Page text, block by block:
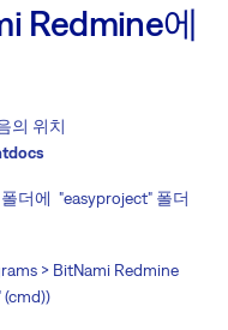
Redmine에
의 위치
더에 "easyproject" 폴더
> BitNami Redmine
(cmd))